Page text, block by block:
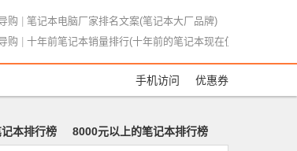
购
笔记本电脑厂家排名文案(笔记本大厂品牌)
购
十年前笔记本销量排行(十年前的笔记本现在值多少钱)
荐|游戏本颜值性价比推荐最新(游戏本颜值高的)
评
联想笔记本电脑鲁大师怎么样(联想自带鲁大师吗)
购| 超异构计算“超”在哪？
荐|简单分组游戏本推荐(分组好玩的游戏)
手机访问 优惠券
本排行榜 8000元以上的笔记本排行榜